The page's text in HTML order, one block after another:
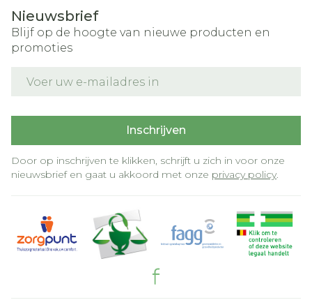
Nieuwsbrief
Blijf op de hoogte van nieuwe producten en
promoties
Inschrijven
Door op inschrijven te klikken, schrijft u zich in voor onze
nieuwsbrief en gaat u akkoord met onze privacy policy.